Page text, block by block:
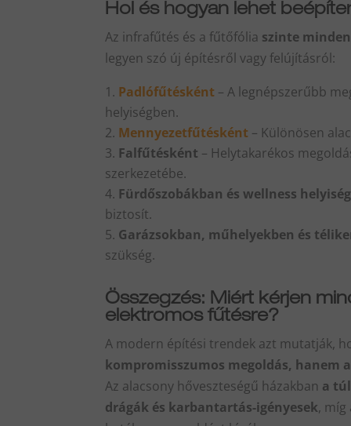
Hol és hogyan lehet
Az infrafűtés és a fűtőfólia szinte
legyen szó új építésről vagy felújításról:
Padlófűtésként – A legnépszerűbb
helyiségben.
Mennyezetfűtésként – Különösen
Falfűtésként – Helytakarékos
szerkezetébe.
Fürdőszobákban és wellness
biztosít.
Garázsokban, műhelyekben és
szükség.
Összegzés: Miért kérjen
elektromos fűtésre?
A modern építési trendek azt mutatják,
kompromisszumos megoldás, hanem
Az alacsony hőveszteségű házakban a
drágák és karbantartás-igényesek,